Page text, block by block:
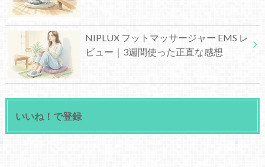
NIPLUX フットマッサージャー EMS レ
ビュー｜3週間使った正直な感想
いいね！で登録